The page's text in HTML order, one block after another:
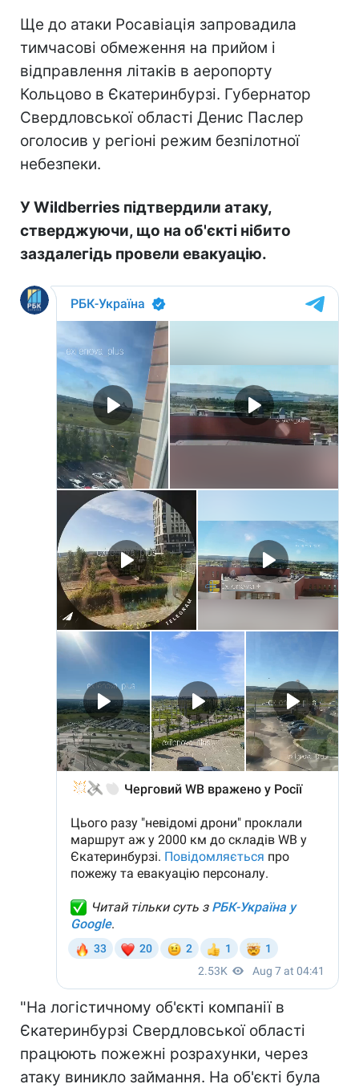
Ще до атаки Росавіація запровадила
тимчасові обмеження на прийом і
відправлення літаків в аеропорту
Кольцово в Єкатеринбурзі. Губернатор
Свердловської області Денис Паслер
оголосив у регіоні режим безпілотної
небезпеки.
У Wildberries підтвердили атаку,
стверджуючи, що на об'єкті нібито
заздалегідь провели евакуацію.
"На логістичному об'єкті компанії в
Єкатеринбурзі Свердловської області
працюють пожежні розрахунки, через
атаку виникло займання. На об'єкті була